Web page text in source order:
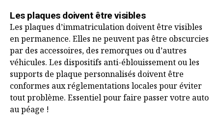
Les plaques doivent être visibles
Les plaques d’immatriculation doivent être visibles
en permanence. Elles ne peuvent pas être obscurcies
par des accessoires, des remorques ou d’autres
véhicules. Les dispositifs anti-éblouissement ou les
supports de plaque personnalisés doivent être
conformes aux réglementations locales pour éviter
tout problème. Essentiel pour faire passer votre auto
au péage !